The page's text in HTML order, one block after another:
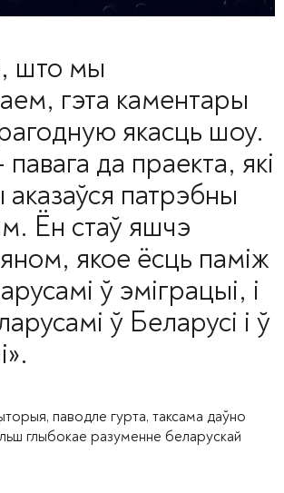
што мы
гэта каментары
якасць шоу.
да праекта, які
патрэбны
Ён стаў яшчэ
якое ёсць паміж
ў эміграцыі, і
ў Беларусі і ў
паводле гурта, таксама даўно
глыбокае разуменне беларускай